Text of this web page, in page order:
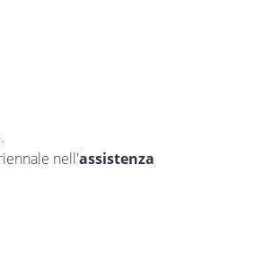
.
nell'assistenza